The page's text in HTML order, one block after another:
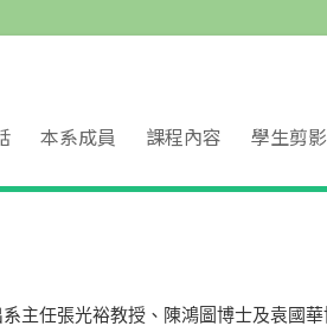
本系成員 課程內容 學生剪影
主任張光裕教授、陳鴻圖博士及袁國華